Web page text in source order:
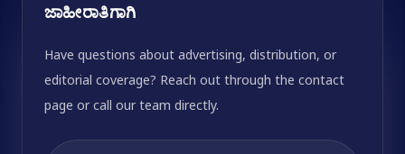
ಜಾಹೀರಾತಿಗಾಗಿ
Have questions about advertising, distribution, or
editorial coverage? Reach out through the contact
page or call our team directly.